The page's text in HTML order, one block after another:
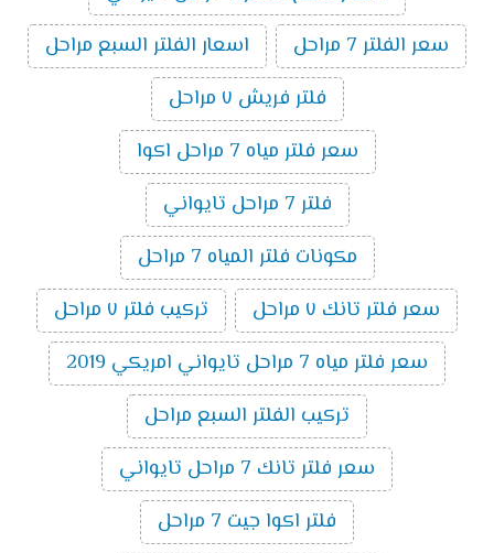
سعر الفلتر 7 مراحل
اسعار الفلتر السبع مراحل
فلتر فريش ٧ مراحل
سعر فلتر مياه 7 مراحل اكوا
فلتر 7 مراحل تايواني
مكونات فلتر المياه 7 مراحل
سعر فلتر تانك ٧ مراحل
تركيب فلتر ٧ مراحل
سعر فلتر مياه 7 مراحل تايواني امريكي 2019
تركيب الفلتر السبع مراحل
سعر فلتر تانك 7 مراحل تايواني
فلتر اكوا جيت 7 مراحل